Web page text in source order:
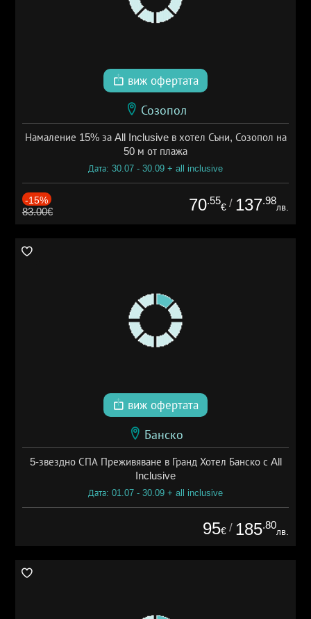
виж офертата
Созопол
Намаление 15% за All Inclusive в хотел Съни, Созопол на
50 м от плажа
Дата: 30.07 - 30.09 + all inclusive
-15%
83.00€ 70.55
€ / 137.98
лв.
виж офертата
Банско
5-звездно СПА Преживяване в Гранд Хотел Банско с All
Inclusive
Дата: 01.07 - 30.09 + all inclusive
95€ / 185.80
лв.